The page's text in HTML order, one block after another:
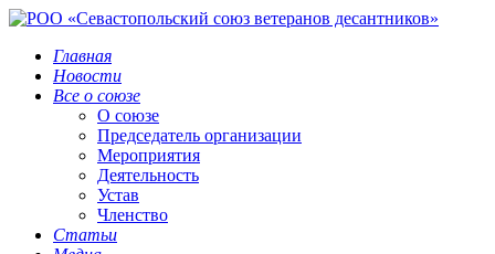
Главная
Новости
Все о союзе
О союзе
Председатель организации
Мероприятия
Деятельность
Устав
Членство
Статьи